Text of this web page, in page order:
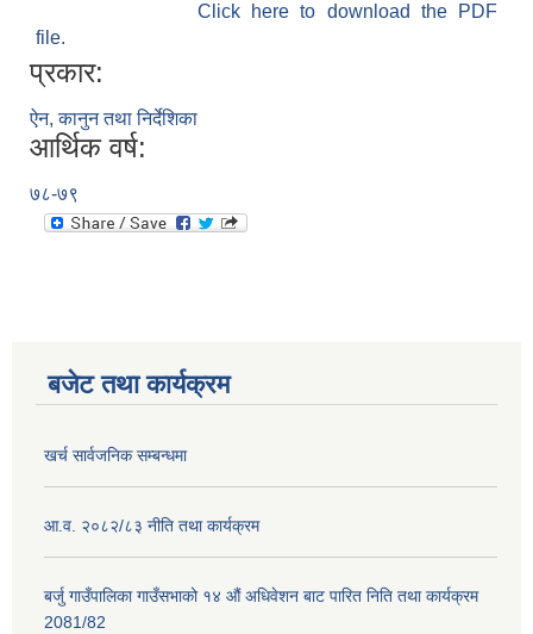
Click here to download the PDF
file.
प्रकार:
ऐन, कानुन तथा निर्देशिका
आर्थिक वर्ष:
७८-७९
बजेट तथा कार्यक्रम
खर्च सार्वजनिक सम्बन्धमा
आ.व. २०८२/८३ नीति तथा कार्यक्रम
बर्जु गाउँपालिका गाउँसभाको १४ औं अधिवेशन बाट पारित निति तथा कार्यक्रम
2081/82